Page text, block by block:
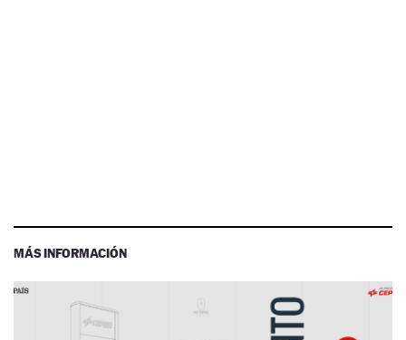
MÁS INFORMACIÓN